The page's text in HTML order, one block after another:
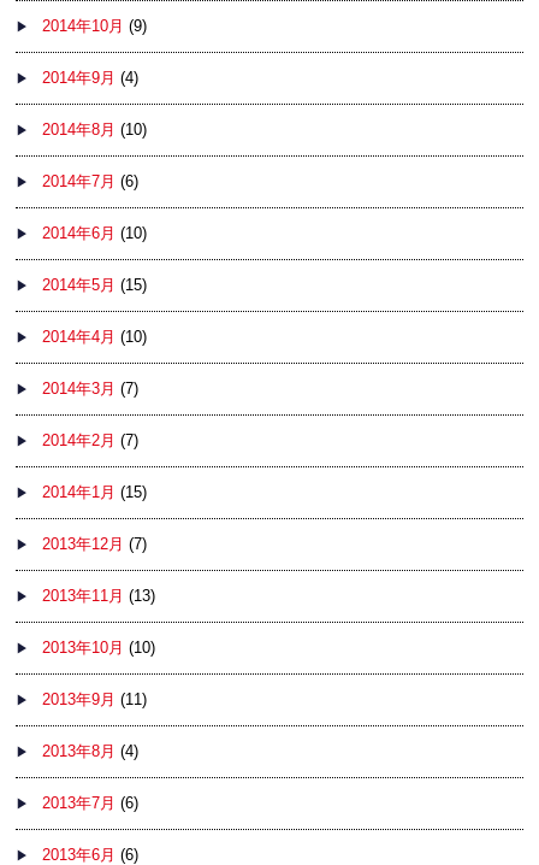
2014年10月 (9)
2014年9月 (4)
2014年8月 (10)
2014年7月 (6)
2014年6月 (10)
2014年5月 (15)
2014年4月 (10)
2014年3月 (7)
2014年2月 (7)
2014年1月 (15)
2013年12月 (7)
2013年11月 (13)
2013年10月 (10)
2013年9月 (11)
2013年8月 (4)
2013年7月 (6)
2013年6月 (6)